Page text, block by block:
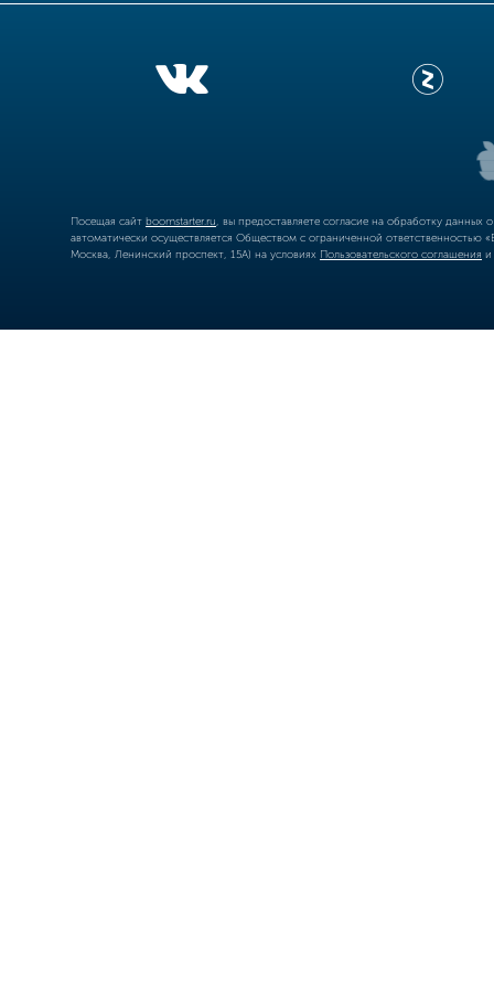
Посещая сайт boomstarter.ru , вы предоставляете согласие на обработку
автоматически осуществляется Обществом с ограниченной
Москва, Ленинский проспект, 15А) на условиях Пользовательского соглашения и